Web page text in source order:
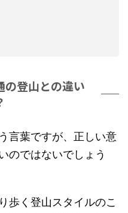
の登山との違い
言葉ですが、正しい意
のではないでしょう
歩く登山スタイルのこ